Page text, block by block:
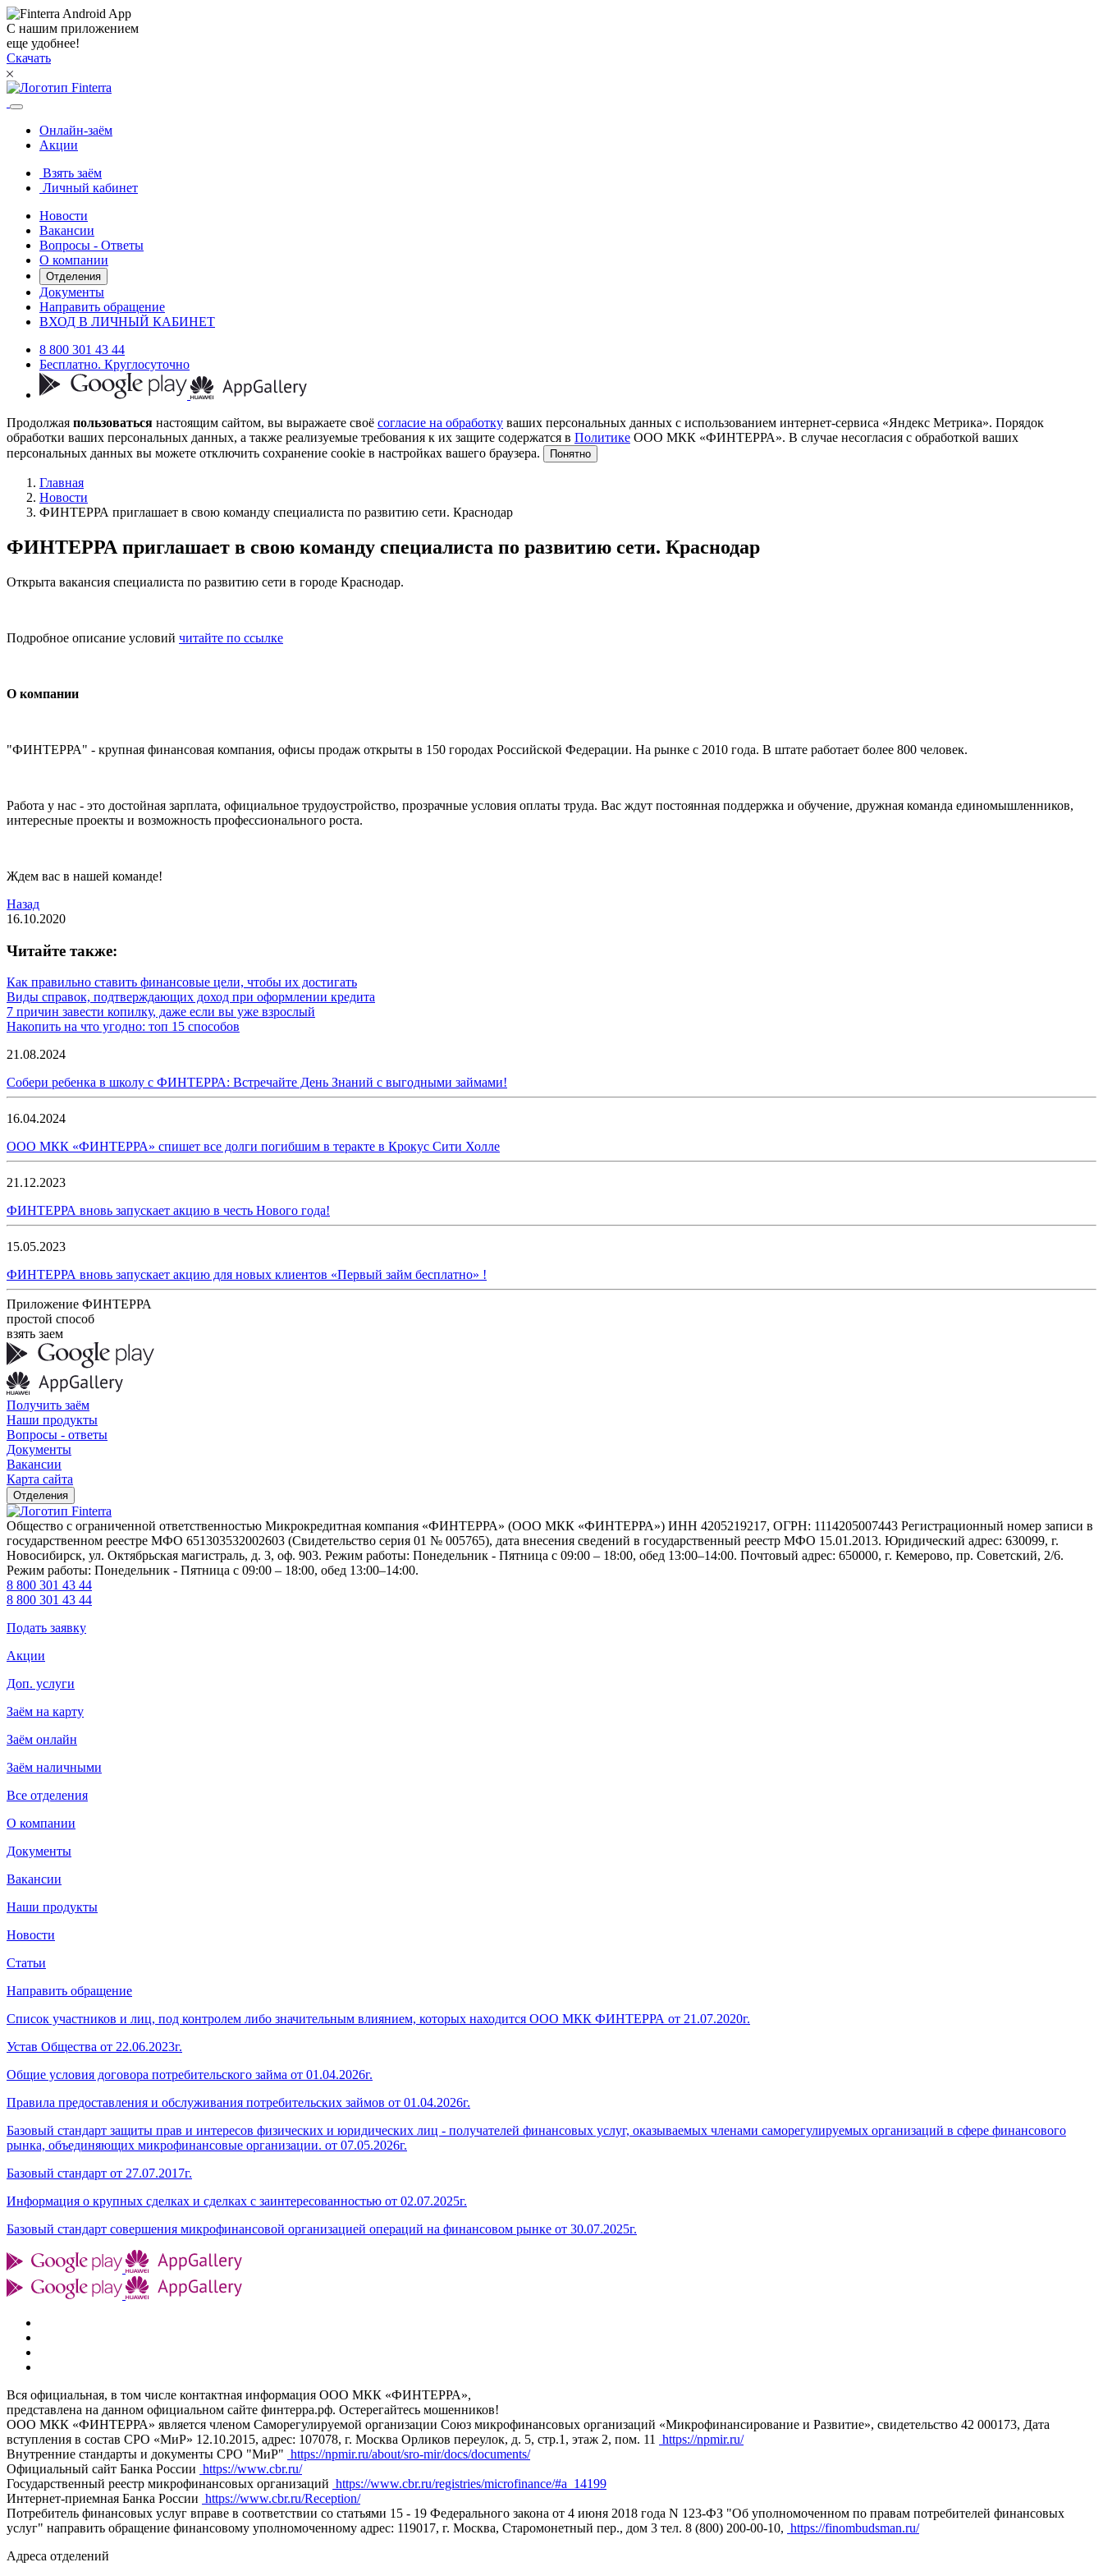
С нашим приложением
еще удобнее!
Скачать
Онлайн-заём
Акции
Взять заём
Личный кабинет
Новости
Вакансии
Вопросы - Ответы
О компании
Отделения
Документы
Направить обращение
ВХОД В ЛИЧНЫЙ КАБИНЕТ
8 800 301 43 44
Бесплатно. Круглосуточно
Продолжая пользоваться настоящим сайтом, вы выражаете своё согласие на обработку ваших персональных данных с использованием интернет-сервиса «Яндекс Метрика». Порядок
обработки ваших персональных данных, а также реализуемые требования к их защите содержатся в Политике ООО МКК «ФИНТЕРРА». В случае несогласия с обработкой ваших
персональных данных вы можете отключить сохранение cookie в настройках вашего браузера.
Понятно
Главная
Новости
ФИНТЕРРА приглашает в свою команду специалиста по развитию сети. Краснодар
ФИНТЕРРА приглашает в свою команду специалиста по развитию сети. Краснодар
Открыта вакансия специалиста по развитию сети в городе Краснодар.
Подробное описание условий читайте по ссылке
О компании
"ФИНТЕРРА" - крупная финансовая компания, офисы продаж открыты в 150 городах Российской Федерации. На рынке с 2010 года. В штате работает более 800 человек.
Работа у нас - это достойная зарплата, официальное трудоустройство, прозрачные условия оплаты труда. Вас ждут постоянная поддержка и обучение, дружная команда единомышленников,
интересные проекты и возможность профессионального роста.
Ждем вас в нашей команде!
Назад
16.10.2020
Читайте также:
Как правильно ставить финансовые цели, чтобы их достигать
Виды справок, подтверждающих доход при оформлении кредита
7 причин завести копилку, даже если вы уже взрослый
Накопить на что угодно: топ 15 способов
21.08.2024
Собери ребенка в школу с ФИНТЕРРА: Встречайте День Знаний с выгодными займами!
16.04.2024
ООО МКК «ФИНТЕРРА» спишет все долги погибшим в теракте в Крокус Сити Холле
21.12.2023
ФИНТЕРРА вновь запускает акцию в честь Нового года!
15.05.2023
ФИНТЕРРА вновь запускает акцию для новых клиентов «Первый займ бесплатно» !
Приложение ФИНТЕРРА
простой способ
взять заем
Получить заём
Наши продукты
Вопросы - ответы
Документы
Вакансии
Карта сайта
Отделения
Общество с ограниченной ответственностью Микрокредитная компания «ФИНТЕРРА» (ООО МКК «ФИНТЕРРА») ИНН 4205219217, ОГРН: 1114205007443 Регистрационный номер записи в
государственном реестре МФО 651303532002603 (Свидетельство серия 01 № 005765), дата внесения сведений в государственный реестр МФО 15.01.2013. Юридический адрес: 630099, г.
Новосибирск, ул. Октябрьская магистраль, д. 3, оф. 903. Режим работы: Понедельник - Пятница с 09:00 – 18:00, обед 13:00–14:00. Почтовый адрес: 650000, г. Кемерово, пр. Советский, 2/6.
Режим работы: Понедельник - Пятница с 09:00 – 18:00, обед 13:00–14:00.
8 800 301 43 44
8 800 301 43 44
Подать заявку
Акции
Доп. услуги
Заём на карту
Заём онлайн
Заём наличными
Все отделения
О компании
Документы
Вакансии
Наши продукты
Новости
Статьи
Направить обращение
Список участников и лиц, под контролем либо значительным влиянием, которых находится ООО МКК ФИНТЕРРА от 21.07.2020г.
Устав Общества от 22.06.2023г.
Общие условия договора потребительского займа от 01.04.2026г.
Правила предоставления и обслуживания потребительских займов от 01.04.2026г.
Базовый стандарт защиты прав и интересов физических и юридических лиц - получателей финансовых услуг, оказываемых членами саморегулируемых организаций в сфере финансового
рынка, объединяющих микрофинансовые организации. от 07.05.2026г.
Базовый стандарт от 27.07.2017г.
Информация о крупных сделках и сделках с заинтересованностью от 02.07.2025г.
Базовый стандарт совершения микрофинансовой организацией операций на финансовом рынке от 30.07.2025г.
Вся официальная, в том числе контактная информация ООО МКК «ФИНТЕРРА»,
представлена на данном официальном сайте финтерра.рф. Остерегайтесь мошенников!
ООО МКК «ФИНТЕРРА» является членом Саморегулируемой организации Союз микрофинансовых организаций «Микрофинансирование и Развитие», свидетельство 42 000173, Дата
вступления в состав СРО «МиР» 12.10.2015, адрес: 107078, г. Москва Орликов переулок, д. 5, стр.1, этаж 2, пом. 11
https://npmir.ru/
Внутренние стандарты и документы СРО "МиР" https://npmir.ru/about/sro-mir/docs/documents/
Официальный сайт Банка России https://www.cbr.ru/
Государственный реестр микрофинансовых организаций https://www.cbr.ru/registries/microfinance/#a_14199
Интернет-приемная Банка России https://www.cbr.ru/Reception/
Потребитель финансовых услуг вправе в соответствии со статьями 15 - 19 Федерального закона от 4 июня 2018 года N 123-ФЗ "Об уполномоченном по правам потребителей финансовых
услуг" направить обращение финансовому уполномоченному адрес: 119017, г. Москва, Старомонетный пер., дом 3 тел. 8 (800) 200-00-10, https://finombudsman.ru/
Адреса отделений